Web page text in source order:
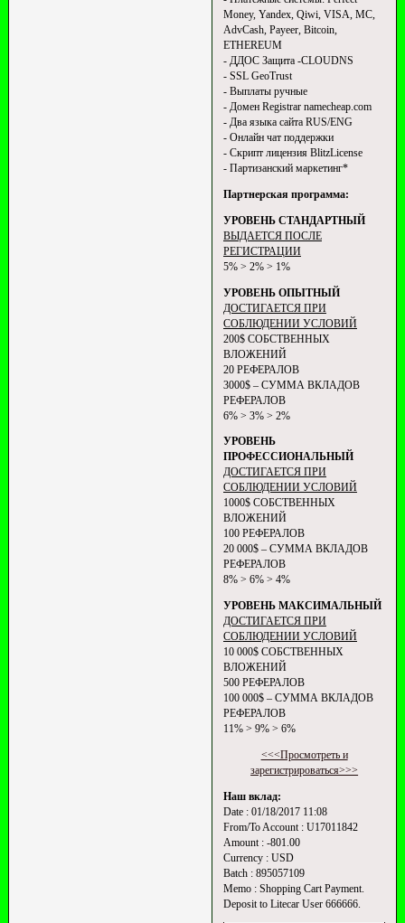
Money, Yandex, Qiwi, VISA, MC,
AdvCash, Payeer, Bitcoin,
ETHEREUM
- ДДОС Защита -CLOUDNS
- SSL GeoTrust
- Выплаты ручные
- Домен Registrar namecheap.com
- Два языка сайта RUS/ENG
- Онлайн чат поддержки
- Скрипт лицензия BlitzLicense
- Партизанский маркетинг*
Партнерская программа:
УРОВЕНЬ СТАНДАРТНЫЙ
ВЫДАЕТСЯ ПОСЛЕ
РЕГИСТРАЦИИ
5% > 2% > 1%
УРОВЕНЬ ОПЫТНЫЙ
ДОСТИГАЕТСЯ ПРИ
СОБЛЮДЕНИИ УСЛОВИЙ
200$ СОБСТВЕННЫХ
ВЛОЖЕНИЙ
20 РЕФЕРАЛОВ
3000$ – СУММА ВКЛАДОВ
РЕФЕРАЛОВ
6% > 3% > 2%
УРОВЕНЬ
ПРОФЕССИОНАЛЬНЫЙ
ДОСТИГАЕТСЯ ПРИ
СОБЛЮДЕНИИ УСЛОВИЙ
1000$ СОБСТВЕННЫХ
ВЛОЖЕНИЙ
100 РЕФЕРАЛОВ
20 000$ – СУММА ВКЛАДОВ
РЕФЕРАЛОВ
8% > 6% > 4%
УРОВЕНЬ МАКСИМАЛЬНЫЙ
ДОСТИГАЕТСЯ ПРИ
СОБЛЮДЕНИИ УСЛОВИЙ
10 000$ СОБСТВЕННЫХ
ВЛОЖЕНИЙ
500 РЕФЕРАЛОВ
100 000$ – СУММА ВКЛАДОВ
РЕФЕРАЛОВ
11% > 9% > 6%
<<<Просмотреть и
зарегистрироваться>>>
Наш вклад:
Date : 01/18/2017 11:08
From/To Account : U17011842
Amount : -801.00
Currency : USD
Batch : 895057109
Memo : Shopping Cart Payment.
Deposit to Litecar User 666666.